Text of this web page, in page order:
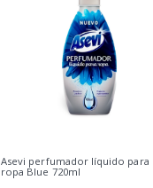
Asevi perfumador líquido para
ropa Blue 720ml